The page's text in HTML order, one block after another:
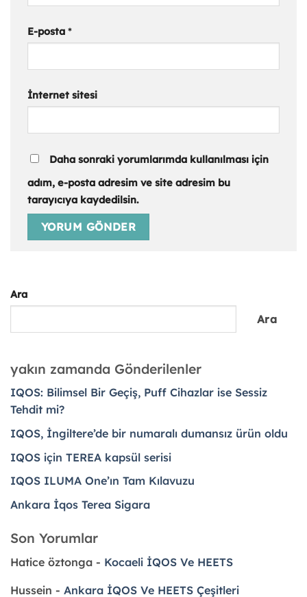
E-posta *
İnternet sitesi
Daha sonraki yorumlarımda kullanılması için
adım, e-posta adresim ve site adresim bu
tarayıcıya kaydedilsin.
Ara
Ara
yakın zamanda Gönderilenler
IQOS: Bilimsel Bir Geçiş, Puff Cihazlar ise Sessiz
Tehdit mi?
IQOS, İngiltere’de bir numaralı dumansız ürün oldu
IQOS için TEREA kapsül serisi
IQOS ILUMA One’ın Tam Kılavuzu
Ankara İqos Terea Sigara
Son Yorumlar
Hatice öztonga - Kocaeli İQOS Ve HEETS
Hussein - Ankara İQOS Ve HEETS Çeşitleri